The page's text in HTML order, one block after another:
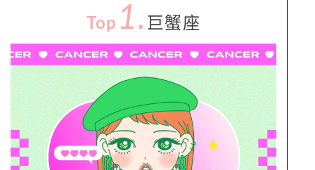
Top 1. 巨蟹座